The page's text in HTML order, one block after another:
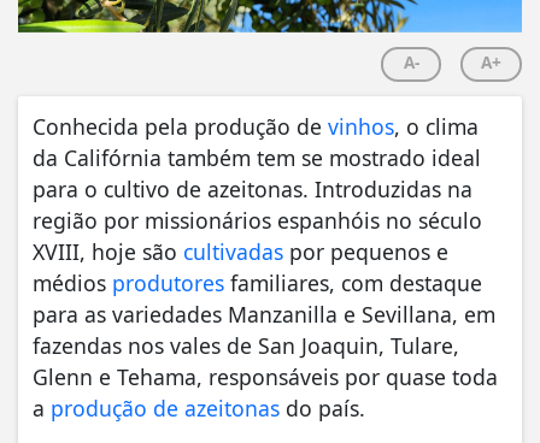
A- A+
Conhecida pela produção de vinhos, o clima
da Califórnia também tem se mostrado ideal
para o cultivo de azeitonas. Introduzidas na
região por missionários espanhóis no século
XVIII, hoje são cultivadas por pequenos e
médios produtores familiares, com destaque
para as variedades Manzanilla e Sevillana, em
fazendas nos vales de San Joaquin, Tulare,
Glenn e Tehama, responsáveis por quase toda
a produção de azeitonas do país.